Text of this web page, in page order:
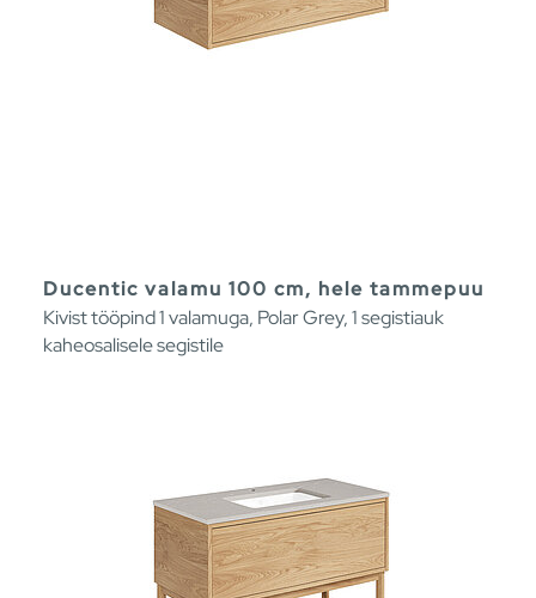
Ducentic valamu 100 cm, hele tammepuu
Kivist tööpind 1 valamuga, Polar Grey, 1 segistiauk
kaheosalisele segistile